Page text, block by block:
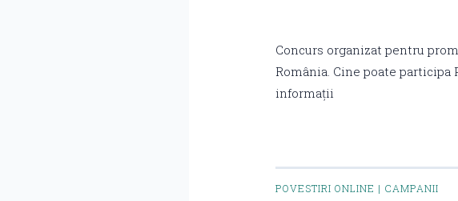
Concurs organizat pentru
România. Cine poate
informații
POVESTIRI ONLINE | CAMPANII